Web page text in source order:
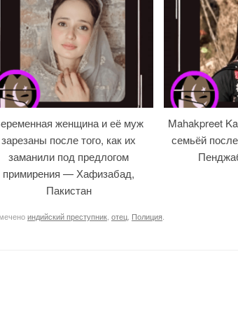
женщина и её муж
зарезаны после того, как их
заманили под предлогом
примирения — Хафизабад,
Пакистан
Mahakpreet
семьёй
индийский преступник отец Полиция